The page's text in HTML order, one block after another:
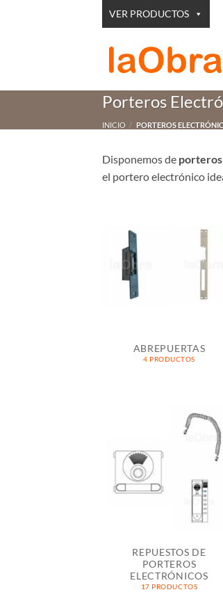
VER PRODUCTOS
Porteros
INICIO / PORTEROS
Disponemos de
el portero electrónico
ABREPUERTAS
4 PRODUCTOS
REPUESTOS DE
PORTEROS
ELECTRÓNICOS
17 PRODUCTOS